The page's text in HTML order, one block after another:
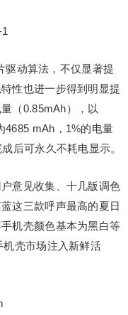
驱动算法，不仅显著提
性也进一步得到明显提
（0.85mAh），以
4685 mAh，1%的电量
后可永久不耗电显示。
意见收集、十几版调色
这三款呼声最高的夏日
机壳颜色基本为黑白等
壳市场注入新鲜活